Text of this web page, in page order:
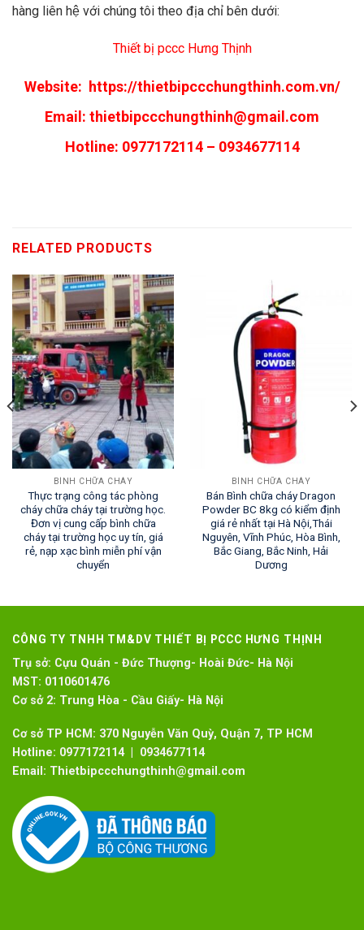
hàng liên hệ với chúng tôi theo địa chỉ bên dưới:
Thiết bị pccc Hưng Thịnh
Website: https://thietbipccchungthinh.com.vn/
Email: thietbipccchungthinh@gmail.com
Hotline: 0977172114 – 0934677114
RELATED PRODUCTS
BÌNH CHỮA CHÁY
Thực trạng công tác phòng
cháy chữa cháy tại trường học.
Đơn vị cung cấp bình chữa
cháy tại trường học uy tín, giá
rẻ, nạp xạc bình miễn phí vận
chuyển
BÌNH CHỮA CHÁY
Bán Bình chữa cháy Dragon
Powder BC 8kg có kiểm định
giá rẻ nhất tại Hà Nội,Thái
Nguyên, Vĩnh Phúc, Hòa Bình,
Bắc Giang, Bắc Ninh, Hải
Dương
CÔNG TY TNHH TM&DV THIẾT BỊ PCCC HƯNG THỊNH
Trụ sở: Cựu Quán - Đức Thượng- Hoài Đức- Hà Nội
MST: 0110601476
Cơ sở 2: Trung Hòa - Cầu Giấy- Hà Nội
Cơ sở TP HCM: 370 Nguyễn Văn Quỳ, Quận 7, TP HCM
Hotline: 0977172114 | 0934677114
Email: Thietbipccchungthinh@gmail.com